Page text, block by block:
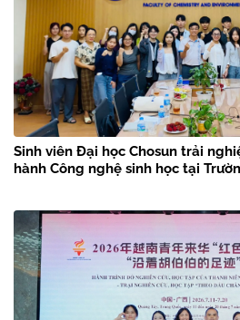
Sinh viên Đại học Chosun trải
hành Công nghệ sinh học tại